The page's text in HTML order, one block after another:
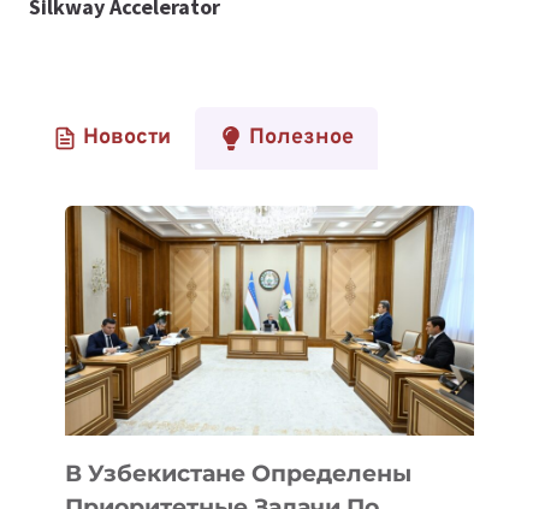
Silkway Accelerator
Новости Полезное
В Узбекистане Определены